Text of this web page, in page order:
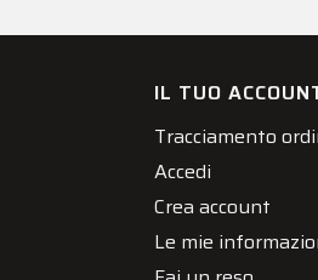
IL TUO
Tracciamento
Accedi
Crea account
Le mie